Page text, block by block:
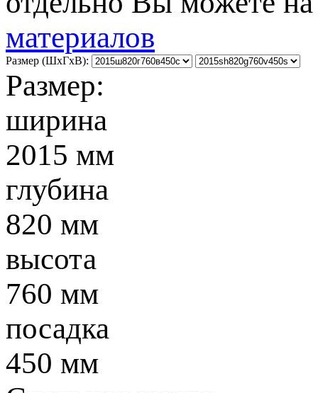
материалов
Размер (ШxГxВ):
Размер:
ширина
2015 мм
глубина
820 мм
высота
760 мм
посадка
450 мм